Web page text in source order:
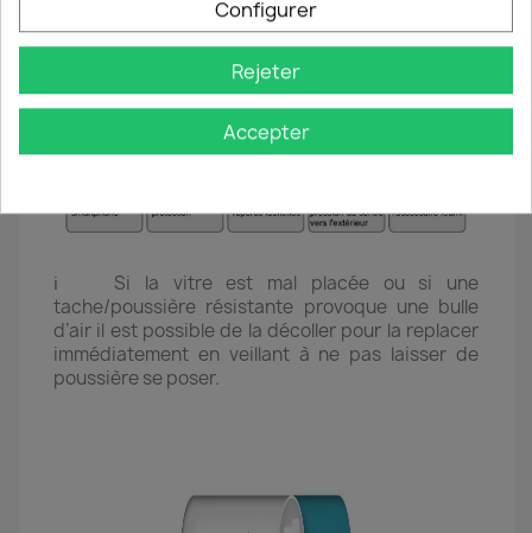
● 6 ● Effectuer des pressions du centre vers les
bords pour chasser progressivement les
éventuelles bulles d'air.
ℹ️ Si la vitre est mal placée ou si une
tache/poussière résistante provoque une bulle
d’air il est possible de la décoller pour la replacer
immédiatement en veillant à ne pas laisser de
poussière se poser.
Configurer
Rejeter
Accepter